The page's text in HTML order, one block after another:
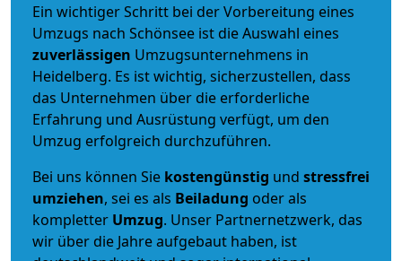
Ein wichtiger Schritt bei der Vorbereitung eines
Umzugs nach Schönsee ist die Auswahl eines
zuverlässigen Umzugsunternehmens in
Heidelberg. Es ist wichtig, sicherzustellen, dass
das Unternehmen über die erforderliche
Erfahrung und Ausrüstung verfügt, um den
Umzug erfolgreich durchzuführen.
Bei uns können Sie kostengünstig und stressfrei
umziehen, sei es als Beiladung oder als
kompletter Umzug. Unser Partnernetzwerk, das
wir über die Jahre aufgebaut haben, ist